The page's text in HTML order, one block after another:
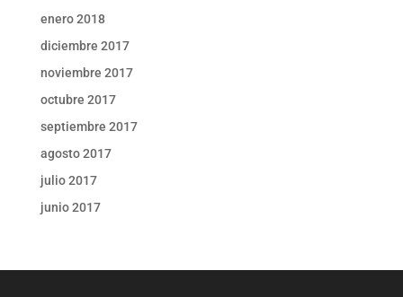
enero 2018
diciembre 2017
noviembre 2017
octubre 2017
septiembre 2017
agosto 2017
julio 2017
junio 2017